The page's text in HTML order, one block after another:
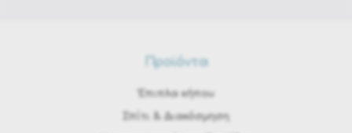
Προϊόντα
Έπιπλα κήπου
Σπίτι & Διακόσμηση